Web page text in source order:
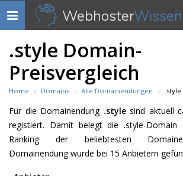
Navigation
anzeigen
Webhoster
.style Domain-
Preisvergleich
Home Domains Alle Domainendungen
Für die Domainendung .stylesind aktuell
registiert. Damit belegt die .style-
Ranking der beliebtesten
Domainendung wurde bei 15 Anbietern